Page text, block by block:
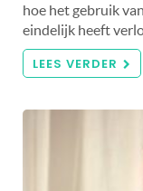
hoe het gebruik
eindelijk heeft
LEES VERDER